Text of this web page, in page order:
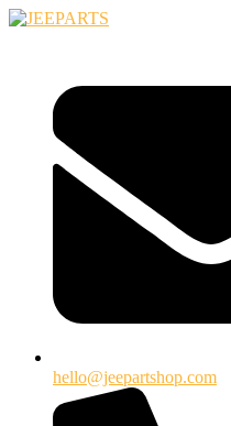
Ugrás
hello@jeepartshop.com